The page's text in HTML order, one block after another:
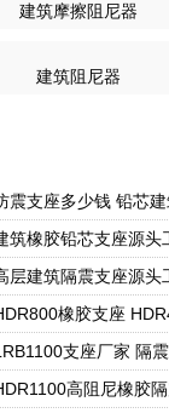
建筑摩擦阻尼器
建筑阻尼器